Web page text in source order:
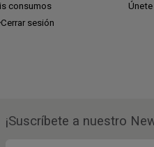
consumos
Cerrar sesión
¡Suscríbete a nuestro